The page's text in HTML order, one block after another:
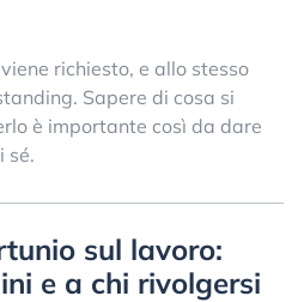
richiesto, e allo stesso
Sapere di cosa si
è importante così da dare
sé.
sul lavoro:
e a chi rivolgersi